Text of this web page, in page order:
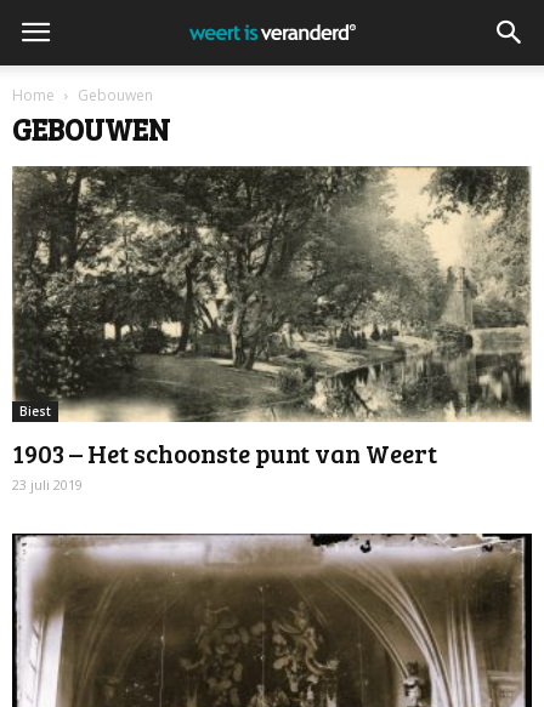
Home Gebouwen
GEBOUWEN
Biest
1903 – Het schoonste punt van Weert
23 juli 2019